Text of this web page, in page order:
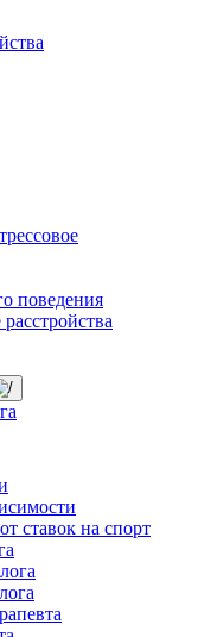
поведения
ставок на спорт